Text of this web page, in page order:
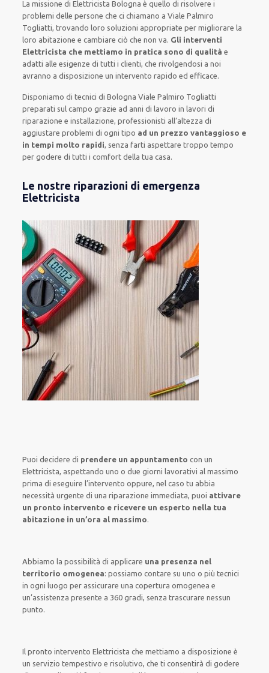
La missione di Elettricista Bologna è quello di risolvere i
problemi delle persone checi chiamano a Viale Palmiro
Togliatti, trovando loro soluzioni appropriate per migliorare la
loro abitazione e cambiare ciò che non va. Gli interventi
Elettricista che mettiamo in pratica sono di qualità e
adatti alle esigenze di tutti i clienti, che rivolgendosi a noi
avranno a disposizione un interventorapido ed efficace.
Disponiamo ditecnici di Bologna Viale Palmiro Togliatti
preparati sul campo grazie ad anni di lavoroin lavori di
riparazione e installazione, professionisti all’altezza di
aggiustare problemi di ogni tipo ad un prezzo vantaggioso e
in tempi molto rapidi, senza farti aspettare troppo tempo
per godere di tutti i comfort della tua casa.
Le nostre riparazioni di emergenza
Elettricista
Puoi decidere di prendere un appuntamento con un
Elettricista, aspettandouno o due giorni lavorativi al massimo
prima dieseguire l’intervento oppure, nel caso tu abbia
necessità urgente di una riparazione immediata, puoi attivare
un pronto intervento e ricevere un esperto nella tua
abitazione in un’ora al massimo.
Abbiamo la possibilità di applicare una presenza nel
territorio omogenea:possiamo contare su uno o piùtecnici
in ogni luogo per assicurare una coperturaomogenea e
un’assistenza presente a 360 gradi, senzatrascurarenessun
punto.
Il pronto intervento Elettricistache mettiamo a disposizione è
un servizio tempestivo e risolutivo, che ticonsentirà di godere